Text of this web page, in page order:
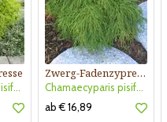
Chamaecyparis pisifera 'Filifera Aurea Nana'
Zwerg-Fadenzypresse
Chamaecyparis pisifera 'Filifera Nana'
ab € 16,89